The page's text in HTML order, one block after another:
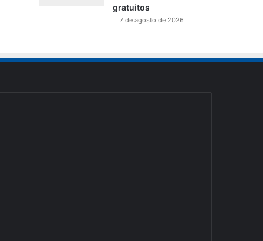
gratuitos
7 de agosto de 2026